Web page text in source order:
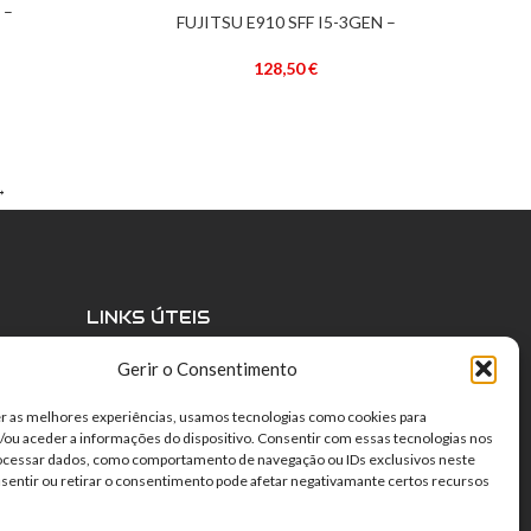
Gerir o Consentimento
as melhores experiências, usamos tecnologias como cookies para
aceder a informações do dispositivo. Consentir com essas tecnologias nos
dados, como comportamento de navegação ou IDs exclusivos neste
ou retirar o consentimento pode afetar negativamante certos recursos
ADICIONARFUJITSU E910 SFF I5-3GEN –
128,50€
LINKS ÚTEIS
Política de Privacidade
Política de Cookies
Direito de livre resolução
Centro de Arbitragem